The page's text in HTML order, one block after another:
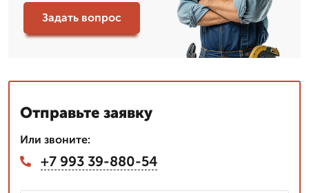
Задать вопрос
Отправьте заявку
Или звоните:
+7 993 39-880-54